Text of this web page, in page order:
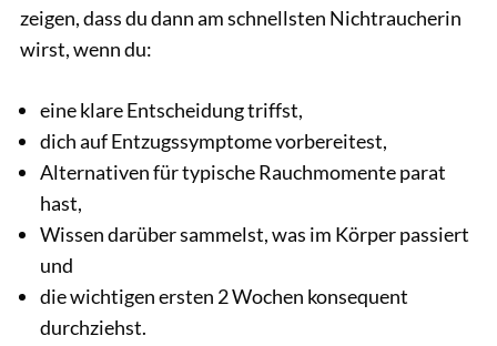
zeigen, dass du dann am schnellsten Nichtraucherin
wirst, wenn du:
eine klare Entscheidung triffst,
dich auf Entzugssymptome vorbereitest,
Alternativen für typische Rauchmomente parat
hast,
Wissen darüber sammelst, was im Körper passiert
und
die wichtigen ersten 2 Wochen konsequent
durchziehst.